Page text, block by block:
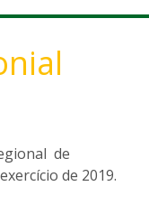
de
de 2019.